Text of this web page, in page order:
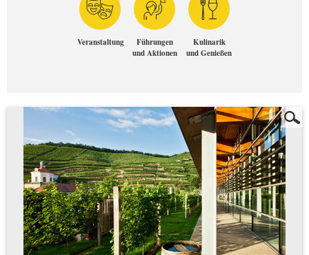
Veranstaltung
Führungen
und Aktionen
Kulinarik
und Genießen